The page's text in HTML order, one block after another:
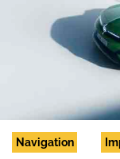
Navigation